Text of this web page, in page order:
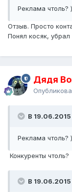
Реклама чтоль?
Отзыв. Просто
Понял косяк,
Дядя
В
Реклама чтоль?
Конкуренты чтоль?
В